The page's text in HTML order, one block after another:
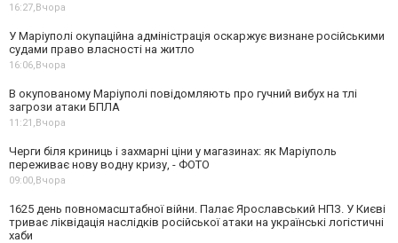
16:27,Вчора
У Маріуполі окупаційна адміністрація оскаржує визнане російськими
судами право власності на житло
16:06,Вчора
В окупованому Маріуполі повідомляють про гучний вибух на тлі
загрози атаки БПЛА
11:21,Вчора
Черги біля криниць і захмарні ціни у магазинах: як Маріуполь
переживає нову водну кризу, - ФОТО
09:00,Вчора
1625 день повномасштабної війни. Палає Ярославський НПЗ. У Києві
триває ліквідація наслідків російської атаки на українські логістичні
хаби